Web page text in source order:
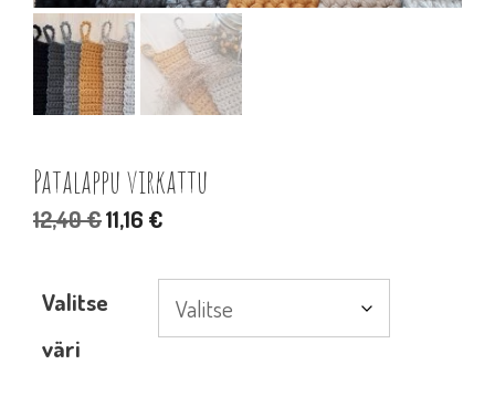
Patalappu virkattu
12,40€Alkuperäinen
12,40 €.
11,16 €
on:
11,16 €.
Valitse
väri